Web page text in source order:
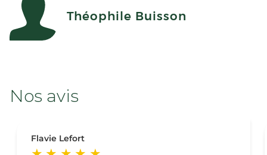
Théophile Buisson
Nos avis
Flavie Lefort